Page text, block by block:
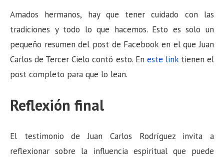
Amados hermanos, hay que tener cuidado con las
tradiciones y todo lo que hacemos. Esto es solo un
pequeño resumen del post de Facebook en el que Juan
Carlos de Tercer Cielo contó esto. En este linktienen el
post completo para que lo lean.
Reflexión final
El testimonio de Juan Carlos Rodríguez invita a
reflexionar sobre la influencia espiritual que puede